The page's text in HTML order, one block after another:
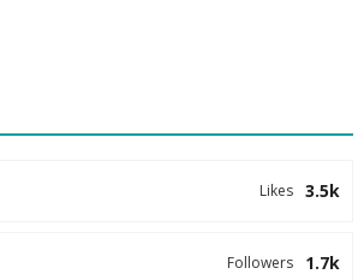
3.5k
Likes
1.7k
Followers